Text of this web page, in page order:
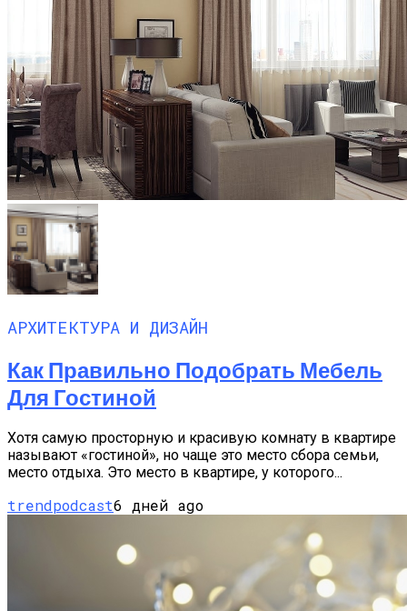
АРХИТЕКТУРА И ДИЗАЙН
Как Правильно Подобрать Мебель
Для Гостиной
Хотя самую просторную и красивую комнату в квартире
называют «гостиной», но чаще это место сбора семьи,
место отдыха. Это место в квартире, у которого...
trendpodcast6 дней ago